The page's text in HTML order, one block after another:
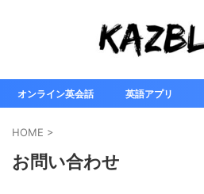
オンライン英会話 英語アプリ
HOME >
お問い合わせ